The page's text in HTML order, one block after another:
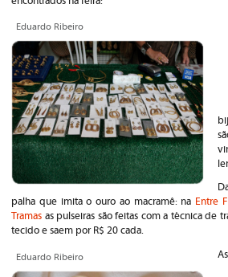
Eduardo Ribeiro
palha que imita o ouro ao macramê: na Entre
Tramas as pulseiras são feitas com a técnica de
tecido e saem por R$ 20 cada.
Eduardo Ribeiro As